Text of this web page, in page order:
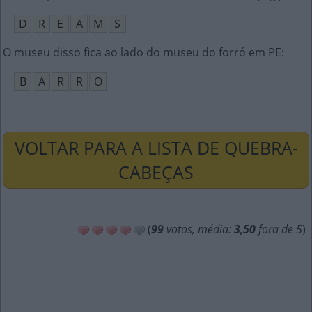
D
R E A M
S
O museu disso fica ao lado do museu do forró em PE:
B
A R R O
VOLTAR PARA A LISTA DE QUEBRA-
CABEÇAS
(99 votos, média: 3,50 fora de 5)